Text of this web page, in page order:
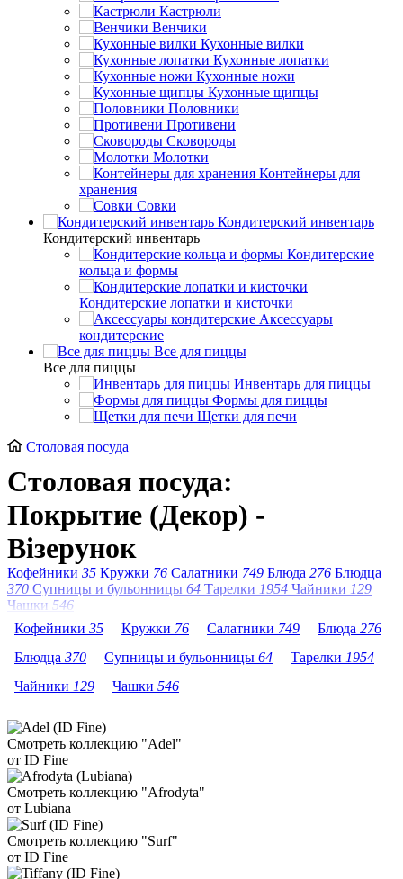
Кастрюли
Венчики
Кухонные вилки
Кухонные лопатки
Кухонные ножи
Кухонные щипцы
Половники
Противени
Сковороды
Молотки
Контейнеры для
хранения
Совки
Кондитерский инвентарь
Кондитерский инвентарь
Кондитерские
кольца и формы
Кондитерские лопатки и кисточки
Аксессуары
кондитерские
Все для пиццы
Все для пиццы
Инвентарь для пиццы
Формы для пиццы
Щетки для печи
Столовая посуда
Столовая посуда:
Покрытие (Декор) -
Візерунок
Кофейники 35 Кружки 76 Салатники 749 Блюда 276 Блюдца
370 Супницы и бульонницы 64 Тарелки 1954 Чайники 129
Чашки 546
Кофейники 35 Кружки 76 Салатники 749 Блюда 276
Блюдца 370 Супницы и бульонницы 64 Тарелки 1954
Чайники 129 Чашки 546
Смотреть коллекцию "Adel"
от ID Fine
Смотреть коллекцию "Afrodyta"
от Lubiana
Смотреть коллекцию "Surf"
от ID Fine